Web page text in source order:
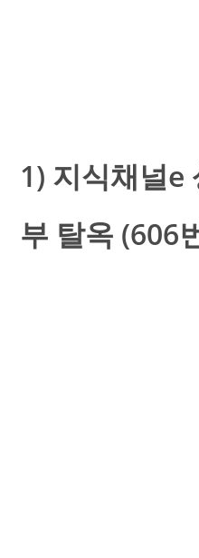
1) 지식채널e
부 탈옥 (606